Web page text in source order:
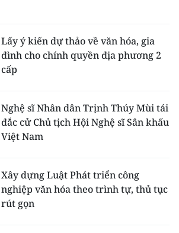
Lấy ý kiến dự thảo về văn hóa, gia
đình cho chính quyền địa phương 2
cấp
Nghệ sĩ Nhân dân Trịnh Thúy Mùi tái
đắc cử Chủ tịch Hội Nghệ sĩ Sân khấu
Việt Nam
Xây dựng Luật Phát triển công
nghiệp văn hóa theo trình tự, thủ tục
rút gọn